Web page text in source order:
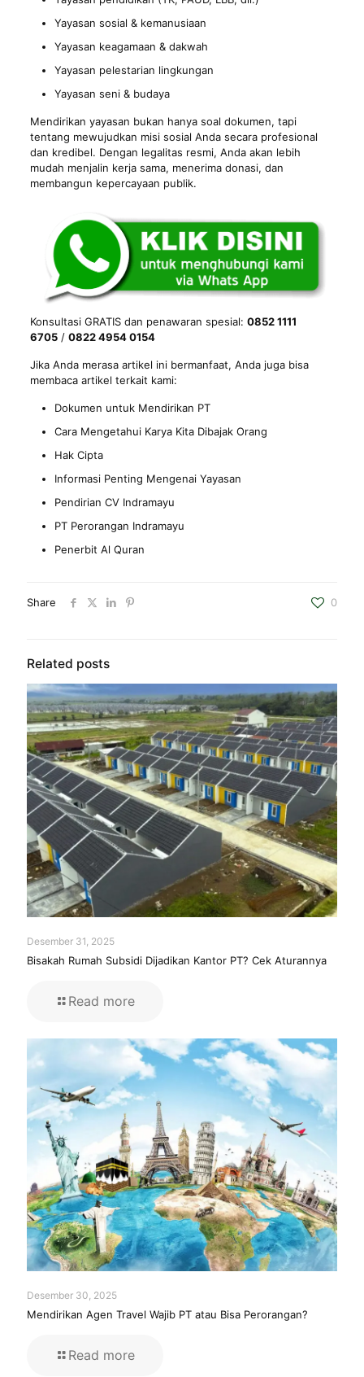
Yayasan sosial & kemanusiaan
Yayasan keagamaan & dakwah
Yayasan pelestarian lingkungan
Yayasan seni & budaya
Mendirikan yayasan bukan hanya soal dokumen, tapi
tentang mewujudkan misi sosial Anda secara profesional
dan kredibel. Dengan legalitas resmi, Anda akan lebih
mudah menjalin kerja sama, menerima donasi, dan
membangun kepercayaan publik.
Konsultasi GRATIS dan penawaran spesial: 0852 1111
6705/ 0822 4954 0154
Jika Anda merasa artikel ini bermanfaat, Anda juga bisa
membaca artikel terkait kami:
Dokumen untuk Mendirikan PT
Cara Mengetahui Karya Kita Dibajak Orang
Hak Cipta
Informasi Penting Mengenai Yayasan
Pendirian CV Indramayu
PT Perorangan Indramayu
Penerbit Al Quran
Share 0
Related posts
Desember 31, 2025
Bisakah Rumah Subsidi Dijadikan Kantor PT? Cek Aturannya
Read more
Desember 30, 2025
Mendirikan Agen Travel Wajib PT atau Bisa Perorangan?
Read more